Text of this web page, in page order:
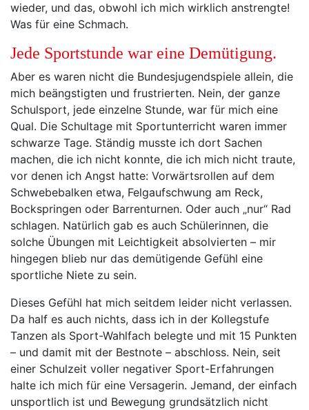
wieder, und das, obwohl ich mich wirklich anstrengte!
Was für eine Schmach.
Jede Sportstunde war eine Demütigung.
Aber es waren nicht die Bundesjugendspiele allein, die
mich beängstigten und frustrierten. Nein, der ganze
Schulsport, jede einzelne Stunde, war für mich eine
Qual. Die Schultage mit Sportunterricht waren immer
schwarze Tage. Ständig musste ich dort Sachen
machen, die ich nicht konnte, die ich mich nicht traute,
vor denen ich Angst hatte: Vorwärtsrollen auf dem
Schwebebalken etwa, Felgaufschwung am Reck,
Bockspringen oder Barrenturnen. Oder auch „nur“ Rad
schlagen. Natürlich gab es auch Schülerinnen, die
solche Übungen mit Leichtigkeit absolvierten – mir
hingegen blieb nur das demütigende Gefühl eine
sportliche Niete zu sein.
Dieses Gefühl hat mich seitdem leider nicht verlassen.
Da half es auch nichts, dass ich in der Kollegstufe
Tanzen als Sport-Wahlfach belegte und mit 15 Punkten
– und damit mit der Bestnote – abschloss. Nein, seit
einer Schulzeit voller negativer Sport-Erfahrungen
halte ich mich für eine Versagerin. Jemand, der einfach
unsportlich ist und Bewegung grundsätzlich nicht